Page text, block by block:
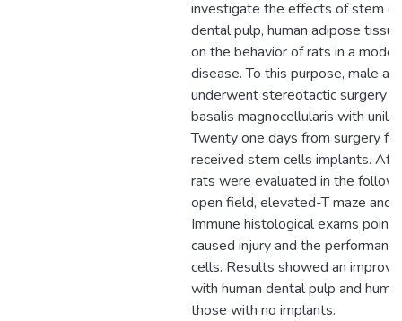
investigate the effects of stem
dental pulp, human adipose
on the behavior of rats in a
disease. To this purpose, male
underwent stereotactic surgery
basalis magnocellularis with
Twenty one days from surgery
received stem cells implants.
rats were evaluated in the
open field, elevated-T maze and
Immune histological exams
caused injury and the
cells. Results showed an
with human dental pulp and
those with no implants.